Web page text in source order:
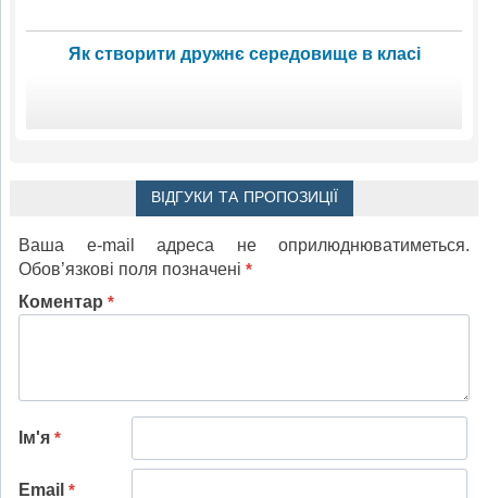
Як створити дружнє середовище в класі
ВІДГУКИ ТА ПРОПОЗИЦІЇ
Ваша e-mail адреса не оприлюднюватиметься.
Обов’язкові поля позначені *
Коментар *
Ім'я *
Email *